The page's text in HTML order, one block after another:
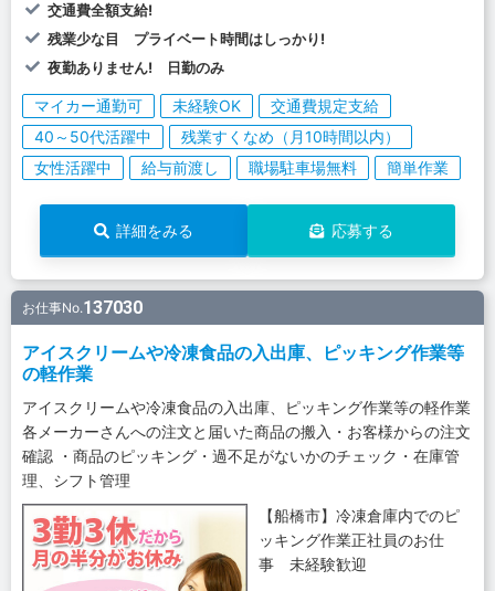
交通費全額支給!
残業少な目 プライベート時間はしっかり!
夜勤ありません! 日勤のみ
マイカー通勤可 未経験OK
交通費規定支給
40～50代活躍中
残業すくなめ（月10時間以内）
女性活躍中
給与前渡し 職場駐車場無料 簡単作業
詳細をみる 応募する
お仕事No.137030
アイスクリームや冷凍食品の入出庫、ピッキング作業等
の軽作業
アイスクリームや冷凍食品の入出庫、ピッキング作業等の軽作業
各メーカーさんへの注文と届いた商品の搬入・お客様からの注文
確認 ・商品のピッキング・過不足がないかのチェック・在庫管
理、シフト管理
【船橋市】冷凍倉庫内でのピ
ッキング作業正社員のお仕
事 未経験歓迎